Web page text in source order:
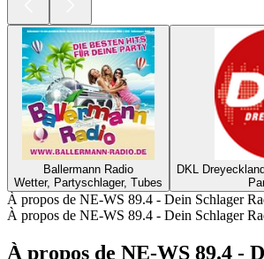
Ballermann Radio
Wetter, Partyschlager, Tubes
DKL
À propos de NE-WS 89.4 - Dein Schlager
À propos de NE-WS 89.4 - Dein Schlager
À propos de NE-WS 89.4 -